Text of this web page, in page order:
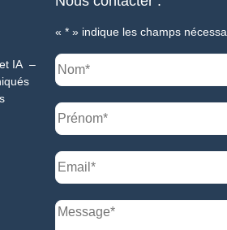
IA–
« * » indique les champs